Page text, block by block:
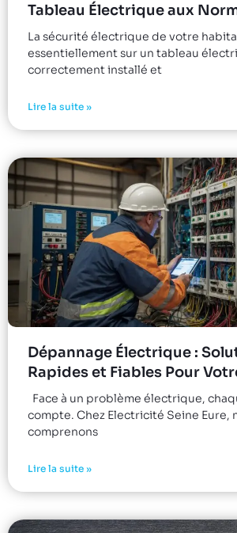
Tableau Électrique aux
La sécurité électrique de votre
essentiellement sur un tableau
correctement installé et
Lire la suite »
Dépannage Électrique :
Rapides et Fiables Pour
Face à un problème électrique,
compte. Chez Electricité Seine Eure,
comprenons
Lire la suite »